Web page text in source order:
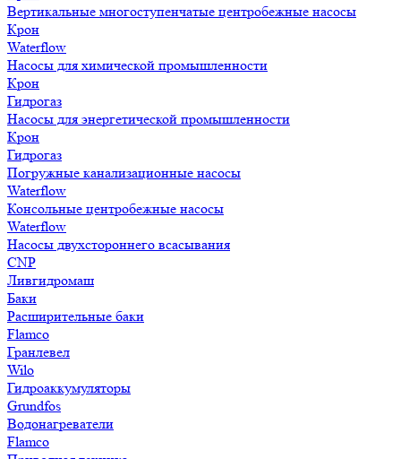
Вертикальные многоступенчатые центробежные насосы
Крон
Waterflow
Насосы для химической промышленности
Крон
Гидрогаз
Насосы для энергетической промышленности
Крон
Гидрогаз
Погружные канализационные насосы
Waterflow
Консольные центробежные насосы
Waterflow
Насосы двухстороннего всасывания
CNP
Ливгидромаш
Баки
Расширительные баки
Flamco
Гранлевел
Wilo
Гидроаккумуляторы
Grundfos
Водонагреватели
Flamco